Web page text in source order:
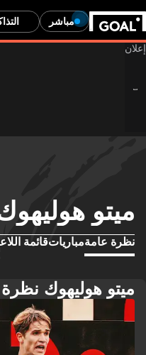
مباشر
ميتو
نظرة عامةمبارياتقائمة
ميتو هوليهوك